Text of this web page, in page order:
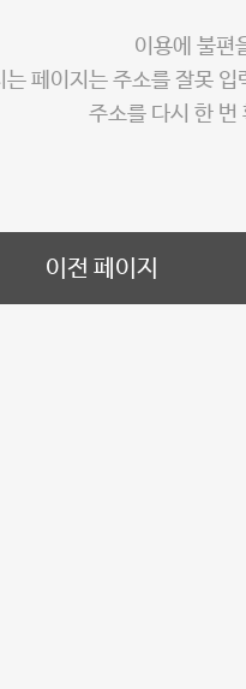
이용에 불편
는 페이지는 주소를 잘못 입
주소를 다시 한 번
이전 페이지